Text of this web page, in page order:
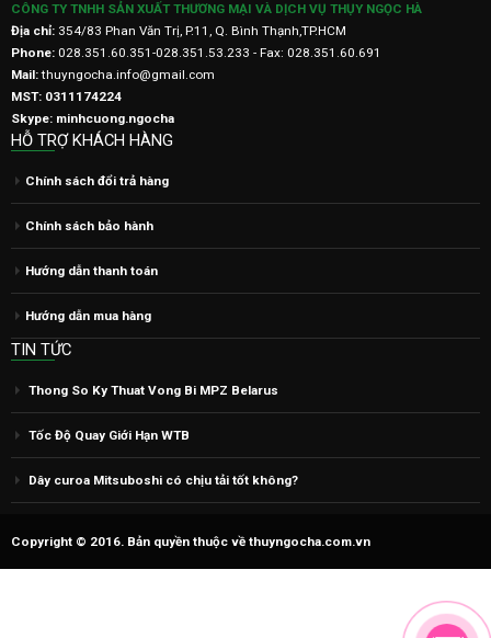
CÔNG TY TNHH SẢN XUẤT THƯƠNG MẠI VÀ DỊCH VỤ THỤY NGỌC HÀ
Địa chỉ: 354/83 Phan Văn Trị, P.11, Q. Bình Thạnh,TP.HCM
Phone: 028.351.60.351-028.351.53.233 - Fax: 028.351.60.691
Mail:thuyngocha.info@gmail.com
MST: 0311174224
Skype: minhcuong.ngocha
HỖ TRỢ KHÁCH HÀNG
Chính sách đổi trả hàng
Chính sách bảo hành
Hướng dẫn thanh toán
Hướng dẫn mua hàng
TIN TỨC
Thong So Ky Thuat Vong Bi MPZ Belarus
Tốc Độ Quay Giới Hạn WTB
Dây curoa Mitsuboshi có chịu tải tốt không?
Copyright © 2016. Bản quyền thuộc về thuyngocha.com.vn